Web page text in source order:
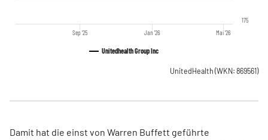
Unitedhealth Group Inc
Sep '25 Jan '26 Mai '26
175
UnitedHealth (WKN: 869561)
Damit hat die einst von Warren Buffett geführte